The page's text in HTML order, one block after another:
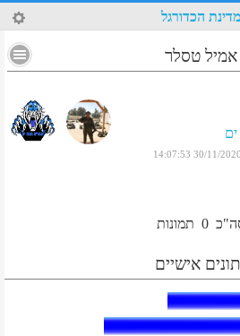
94 מדינת הכדורגל
אמיל טסלר
30/11/2020 14:07:53
0 תמונות
אישיים